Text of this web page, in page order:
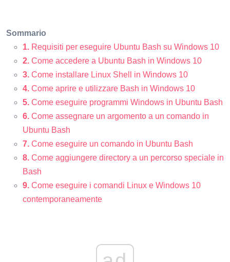
Sommario
1. Requisiti per eseguire Ubuntu Bash su Windows 10
2. Come accedere a Ubuntu Bash in Windows 10
3. Come installare Linux Shell in Windows 10
4. Come aprire e utilizzare Bash in Windows 10
5. Come eseguire programmi Windows in Ubuntu Bash
6. Come assegnare un argomento a un comando in
Ubuntu Bash
7. Come eseguire un comando in Ubuntu Bash
8. Come aggiungere directory a un percorso speciale in
Bash
9. Come eseguire i comandi Linux e Windows 10
contemporaneamente